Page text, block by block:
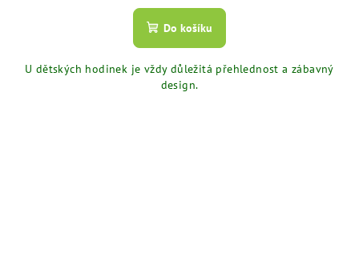
Do košíku
U dětských hodinek je vždy důležitá přehlednost a zábavný
design.